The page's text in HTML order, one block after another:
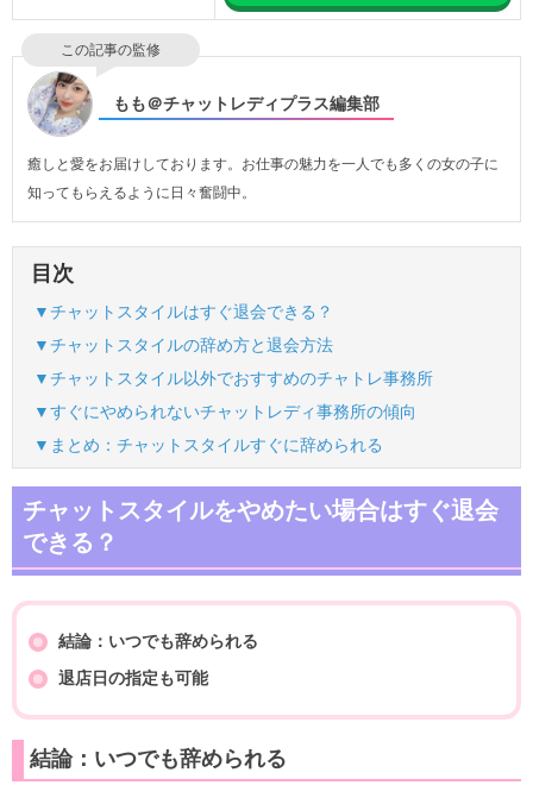
この記事の監修
もも＠チャットレディプラス編集部
癒しと愛をお届けしております。お仕事の魅力を一人でも多くの女の子に
知ってもらえるように日々奮闘中。
目次
▼チャットスタイルはすぐ退会できる？
▼チャットスタイルの辞め方と退会方法
▼チャットスタイル以外でおすすめのチャトレ事務所
▼すぐにやめられないチャットレディ事務所の傾向
▼まとめ：チャットスタイルすぐに辞められる
チャットスタイルをやめたい場合はすぐ退会
できる？
結論：いつでも辞められる
退店日の指定も可能
結論：いつでも辞められる